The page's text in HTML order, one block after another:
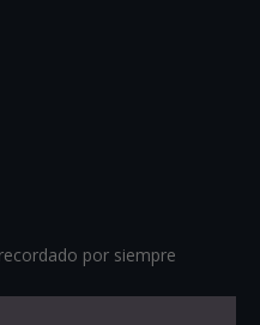
por siempre